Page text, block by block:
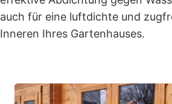
auch für eine luftdichte und
Inneren Ihres Gartenhauses.